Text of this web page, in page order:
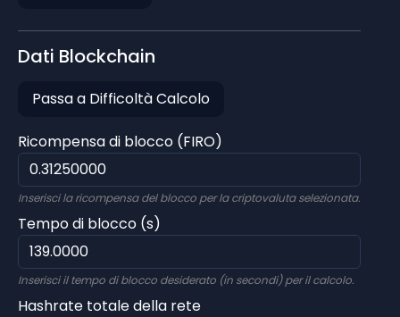
Dati Blockchain
Passa a Difficoltà Calcolo
Ricompensa di blocco (FIRO)
Inserisci la ricompensa del blocco per la criptovaluta selezionata.
Tempo di blocco (s)
Inserisci il tempo di blocco desiderato (in secondi) per il calcolo.
Hashrate totale della rete